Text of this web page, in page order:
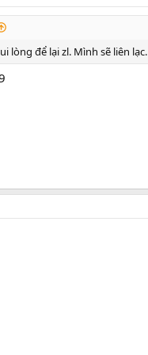
lòng để lại zl. Mình sẽ liên lạc.